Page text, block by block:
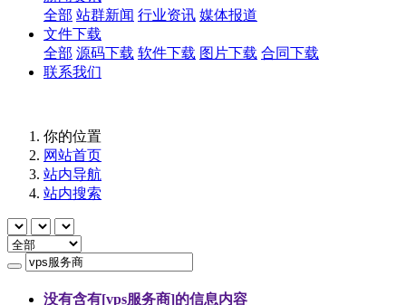
全部 站群新闻 行业资讯 媒体报道
文件下载
全部 源码下载 软件下载 图片下载 合同下载
联系我们
你的位置
网站首页
站内导航
站内搜索
没有含有[vps服务商]的信息内容